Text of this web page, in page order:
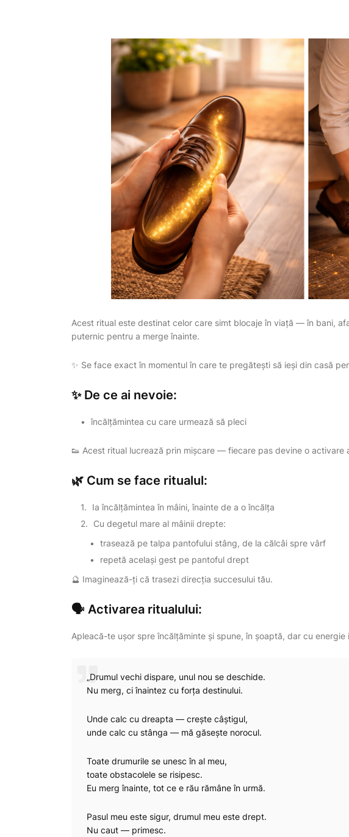
Acest ritual este destinat celor care simt blocaje în viață — în bani,
puternic pentru a merge înainte.
✨ Se face exact în momentul în care te pregătești să ieși din casă
✨ De ce ai nevoie:
încălțămintea cu care urmează să pleci
👟 Acest ritual lucrează prin mișcare — fiecare pas devine o activare
🌿 Cum se face ritualul:
Ia încălțămintea în mâini, înainte de a o încălța
Cu degetul mare al mâinii drepte:
trasează pe talpa pantofului stâng, de la călcâi spre vârf
repetă același gest pe pantoful drept
🔮 Imaginează-ți că trasezi direcția succesului tău.
🗣️ Activarea ritualului:
Apleacă-te ușor spre încălțăminte și spune, în șoaptă, dar cu energie
„Drumul vechi dispare, unul nou se deschide.
Nu merg, ci înaintez cu forța destinului.
Unde calc cu dreapta — crește câștigul,
unde calc cu stânga — mă găsește norocul.
Toate drumurile se unesc în al meu,
toate obstacolele se risipesc.
Eu merg înainte, tot ce e rău rămâne în urmă.
Pasul meu este sigur, drumul meu este drept.
Nu caut — primesc.